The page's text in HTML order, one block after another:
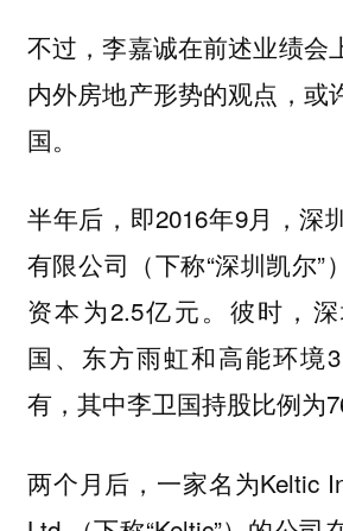
不过，李嘉诚在前述业绩会
内外房地产形势的观点，或
国。
半年后，即2016年9月，深
有限公司（下称“深圳凯尔”
资本为2.5亿元。彼时，
国、东方雨虹和高能环境
有，其中李卫国持股比例为
两个月后，一家名为Keltic